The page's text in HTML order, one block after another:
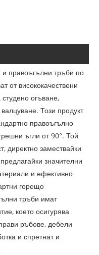
правоъгълни тръби по
от висококачествени
огъване,
Този продукт
правоъгълно
ъгли от 90°. Той
директно замествайки
значителни
и ефективно
горещо
тръби имат
което осигурява
ръбове, дебели
и спретнат и